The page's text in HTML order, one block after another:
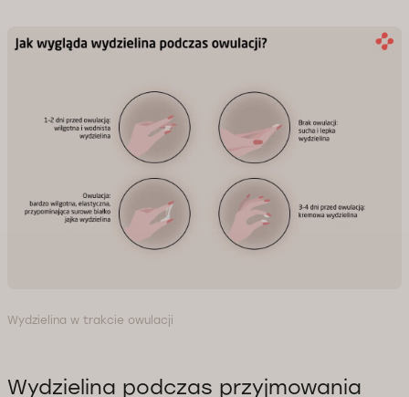
Wydzielina w trakcie owulacji
Wydzielina podczas przyjmowania